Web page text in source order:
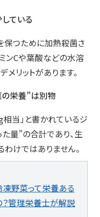
ている
保つために加熱殺菌さ
ンCや葉酸などの水溶
リットがあります。
栄養”は別物
当」と書かれているジ
量”の合計であり、生
けではありません。
凍野菜って栄養ある
？管理栄養士が解説